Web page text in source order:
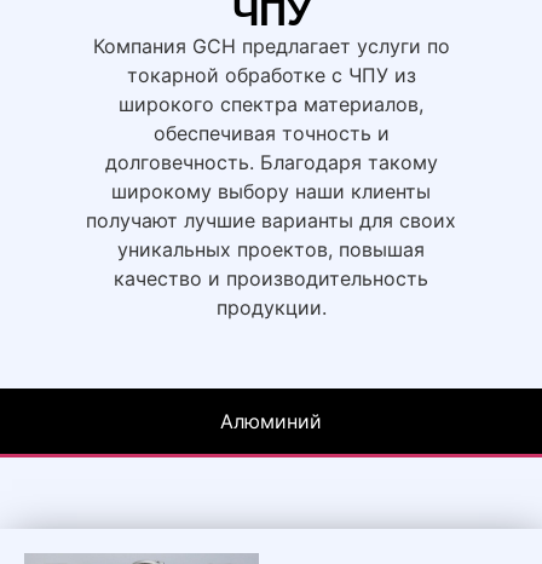
ЧПУ
Компания GCH предлагает услуги по
токарной обработке с ЧПУ из
широкого спектра материалов,
обеспечивая точность и
долговечность. Благодаря такому
широкому выбору наши клиенты
получают лучшие варианты для своих
уникальных проектов, повышая
качество и производительность
продукции.
Алюминий